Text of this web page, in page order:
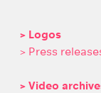
> Logos
> Press
> Video